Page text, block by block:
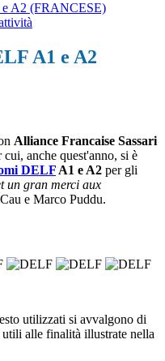
A2 (FRANCESE)
A1 e A2
Alliance Francaise Sassari
anche quest'anno, si è
DELF A1 e A2 per gli
un gran merci aux
e Marco Puddu.
utilizzati si avvalgono di
alle finalità illustrate nella